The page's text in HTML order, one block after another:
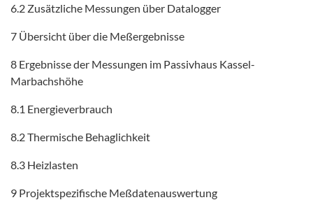
6.2 Zusätzliche Messungen über Datalogger
7 Übersicht über die Meßergebnisse
8 Ergebnisse der Messungen im Passivhaus Kassel-
Marbachshöhe
8.1 Energieverbrauch
8.2 Thermische Behaglichkeit
8.3 Heizlasten
9 Projektspezifische Meßdatenauswertung